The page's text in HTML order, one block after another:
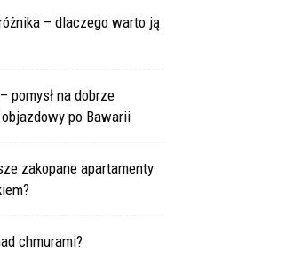
– dlaczego warto ją
pomysł na dobrze
po Bawarii
zakopane apartamenty
chmurami?